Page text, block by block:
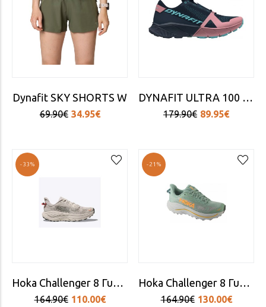
Dynafit SKY SHORTS W
69.90€ 34.95€
DYNAFIT ULTRA 100 W - MOKAROSA/BLUEBERRY 0 Review(s)
179.90€ 89.95€
-33%
Hoka Challenger 8 Γυναικεία Αθλητικά Παπούτσια Trail Running Μπεζ
164.90€ 110.00€
-21%
Hoka Challenger 8 Γυναικεία Αθλητικά Παπούτσια Trail Running Μπλε
164.90€ 130.00€